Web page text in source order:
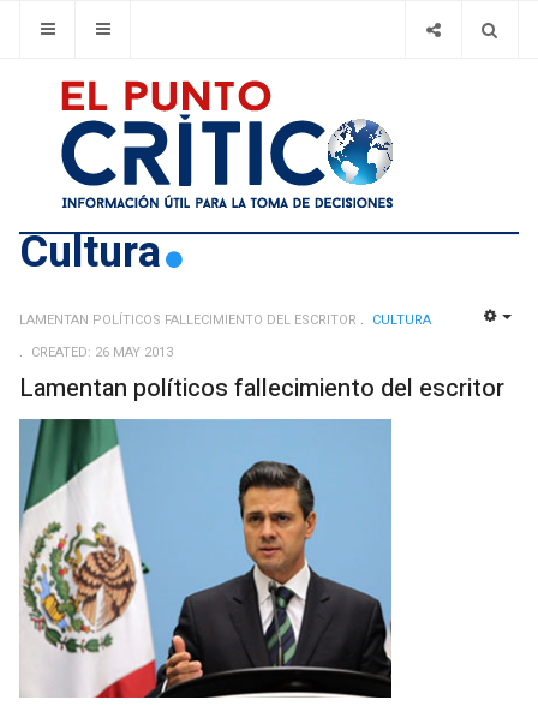
Cultura
LAMENTAN POLÍTICOS FALLECIMIENTO DEL ESCRITOR
CULTURA
CREATED: 26 MAY 2013
Lamentan políticos fallecimiento del escritor